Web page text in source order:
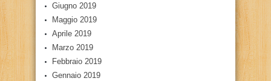
Giugno 2019
Maggio 2019
Aprile 2019
Marzo 2019
Febbraio 2019
Gennaio 2019